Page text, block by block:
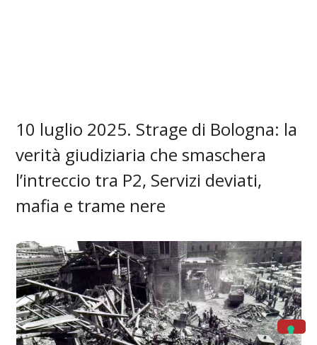
10 luglio 2025. Strage di Bologna: la
verità giudiziaria che smaschera
l’intreccio tra P2, Servizi deviati,
mafia e trame nere